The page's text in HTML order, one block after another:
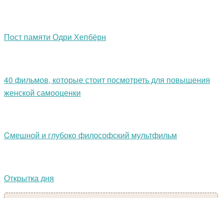
Пост памяти Одри Хепбёрн
40 фильмов, которые стоит посмотреть для повышения
женской самооценки
Cмешной и глубоко философский мультфильм
Открытка дня